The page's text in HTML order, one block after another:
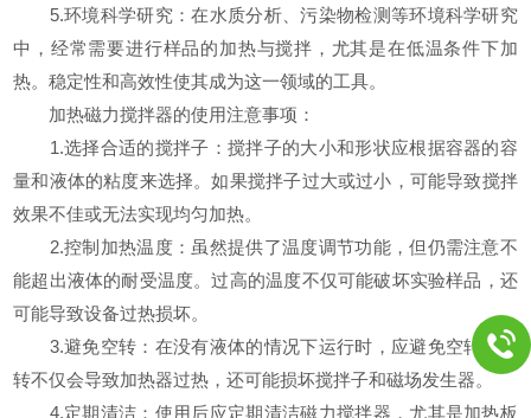
5.环境科学研究：在水质分析、污染物检测等环境科学研究
中，经常需要进行样品的加热与搅拌，尤其是在低温条件下加
热。稳定性和高效性使其成为这一领域的工具。
加热磁力搅拌器的使用注意事项：
1.选择合适的搅拌子：搅拌子的大小和形状应根据容器的容
量和液体的粘度来选择。如果搅拌子过大或过小，可能导致搅拌
效果不佳或无法实现均匀加热。
2.控制加热温度：虽然提供了温度调节功能，但仍需注意不
能超出液体的耐受温度。过高的温度不仅可能破坏实验样品，还
可能导致设备过热损坏。
3.避免空转：在没有液体的情况下运行时，应避免空转。空
转不仅会导致加热器过热，还可能损坏搅拌子和磁场发生器。
4.定期清洁：使用后应定期清洁磁力搅拌器，尤其是加热板